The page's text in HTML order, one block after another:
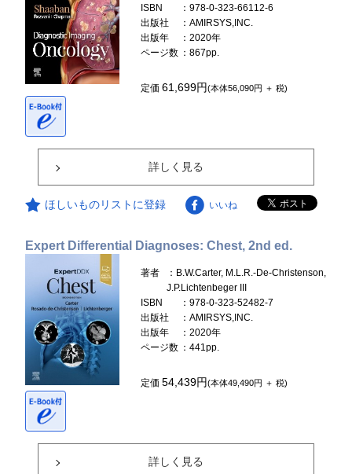
ISBN
：978-0-323-66112-6
出版社
：AMIRSYS,INC.
出版年
：2020年
ページ数 ：867pp.
定価61,699円(本体56,090円 ＋ 税)
詳しく見る
ほしいものリストに登録 いいね
Expert Differential Diagnoses: Chest, 2nd ed.
著者
：B.W.Carter, M.L.R.-De-Christenson,
J.P.Lichtenbeger III
ISBN
：978-0-323-52482-7
出版社
：AMIRSYS,INC.
出版年
：2020年
ページ数 ：441pp.
定価54,439円(本体49,490円 ＋ 税)
詳しく見る